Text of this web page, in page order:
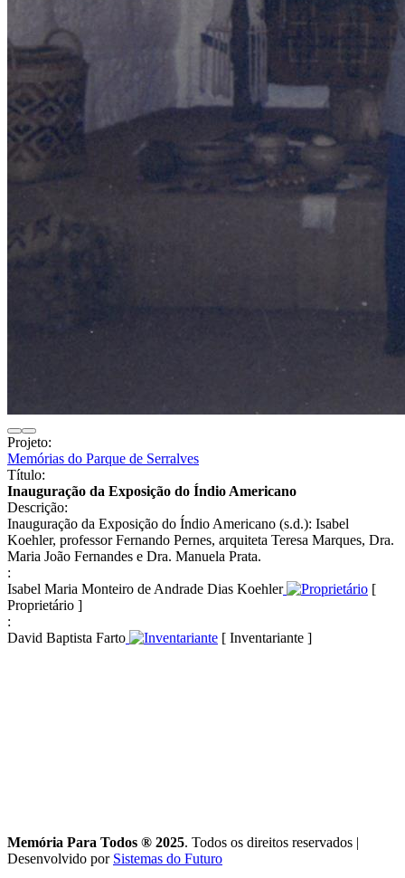
Projeto:
Memórias do Parque de Serralves
Título:
Inauguração da Exposição do Índio Americano
Descrição:
Inauguração da Exposição do Índio Americano (s.d.): Isabel
Koehler, professor Fernando Pernes, arquiteta Teresa Marques, Dra.
Maria João Fernandes e Dra. Manuela Prata.
:
Isabel Maria Monteiro de Andrade Dias Koehler
[
Proprietário ]
:
David Baptista Farto
[ Inventariante ]
Memória Para Todos ® 2025. Todos os direitos reservados |
Desenvolvido por Sistemas do Futuro